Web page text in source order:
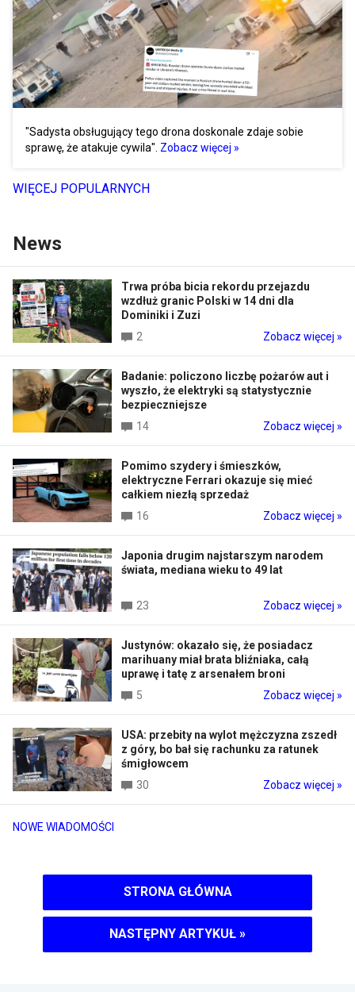
"Sadysta obsługujący tego drona doskonale zdaje sobie
sprawę, że atakuje cywila". Zobacz więcej »
WIĘCEJ POPULARNYCH
News
NOWE WIADOMOŚCI
Trwa próba bicia rekordu przejazdu
wzdłuż granic Polski w 14 dni dla
Dominiki i Zuzi
2
Zobacz więcej »
Badanie: policzono liczbę pożarów aut i
wyszło, że elektryki są statystycznie
bezpieczniejsze
14
Zobacz więcej »
Pomimo szydery i śmieszków,
elektryczne Ferrari okazuje się mieć
całkiem niezłą sprzedaż
16
Zobacz więcej »
Japonia drugim najstarszym narodem
świata, mediana wieku to 49 lat
23 Zobacz więcej »
Justynów: okazało się, że posiadacz
marihuany miał brata bliźniaka, całą
uprawę i tatę z arsenałem broni
5
Zobacz więcej »
USA: przebity na wylot mężczyzna zszedł
z góry, bo bał się rachunku za ratunek
śmigłowcem
30
Zobacz więcej »
STRONA GŁÓWNA
NASTĘPNY ARTYKUŁ »